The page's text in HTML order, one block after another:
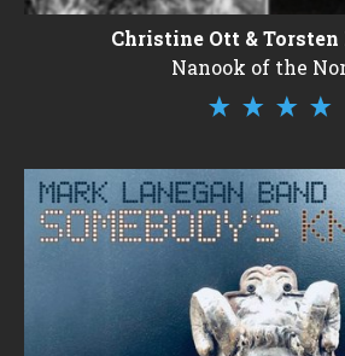
Christine Ott &
Nanook of the